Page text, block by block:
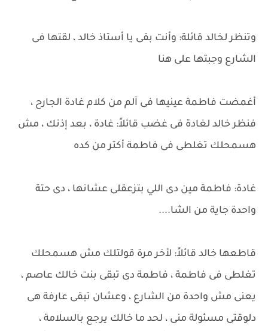
وتنظر لخالد قائلة: وأنت بقى يا أستاذ خالد ، لقتها فى
الشارع وجبتها على هنا
أغمضت فاطمة عينيها فى آلم من كلام غادة الجارح ،
فنظر خالد لغادة فى غضب قائلاً: غادة ، بعد إذنك ، مش
هسمحلك تغلطى فى فاطمة أكتر من كده
غادة: فاطمة مين دى اللي بتزعقلى عشانها ، دى حتة
واحدة جاية من الشا....
قاطعها خالد قائلاً: لأخر مرة قولتلك مش هسمحلك
تغلطى فى فاطمة ، فاطمة دى تبقى بنت خالك عاصم ،
يعنى مش واحدة من الشارع ، وعشان تبقى عارفة هى
دلوقتى مسئولة منى ، لحد ما خالك يرجع بالسلامة ،